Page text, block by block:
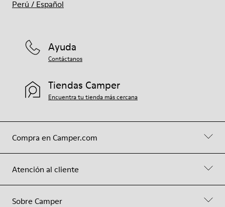
Compra en Camper.com
Atención al cliente
Sobre Camper
Ayuda
Contáctanos
Tiendas Camper
Encuentra tu tienda más cercana
Perú / Español